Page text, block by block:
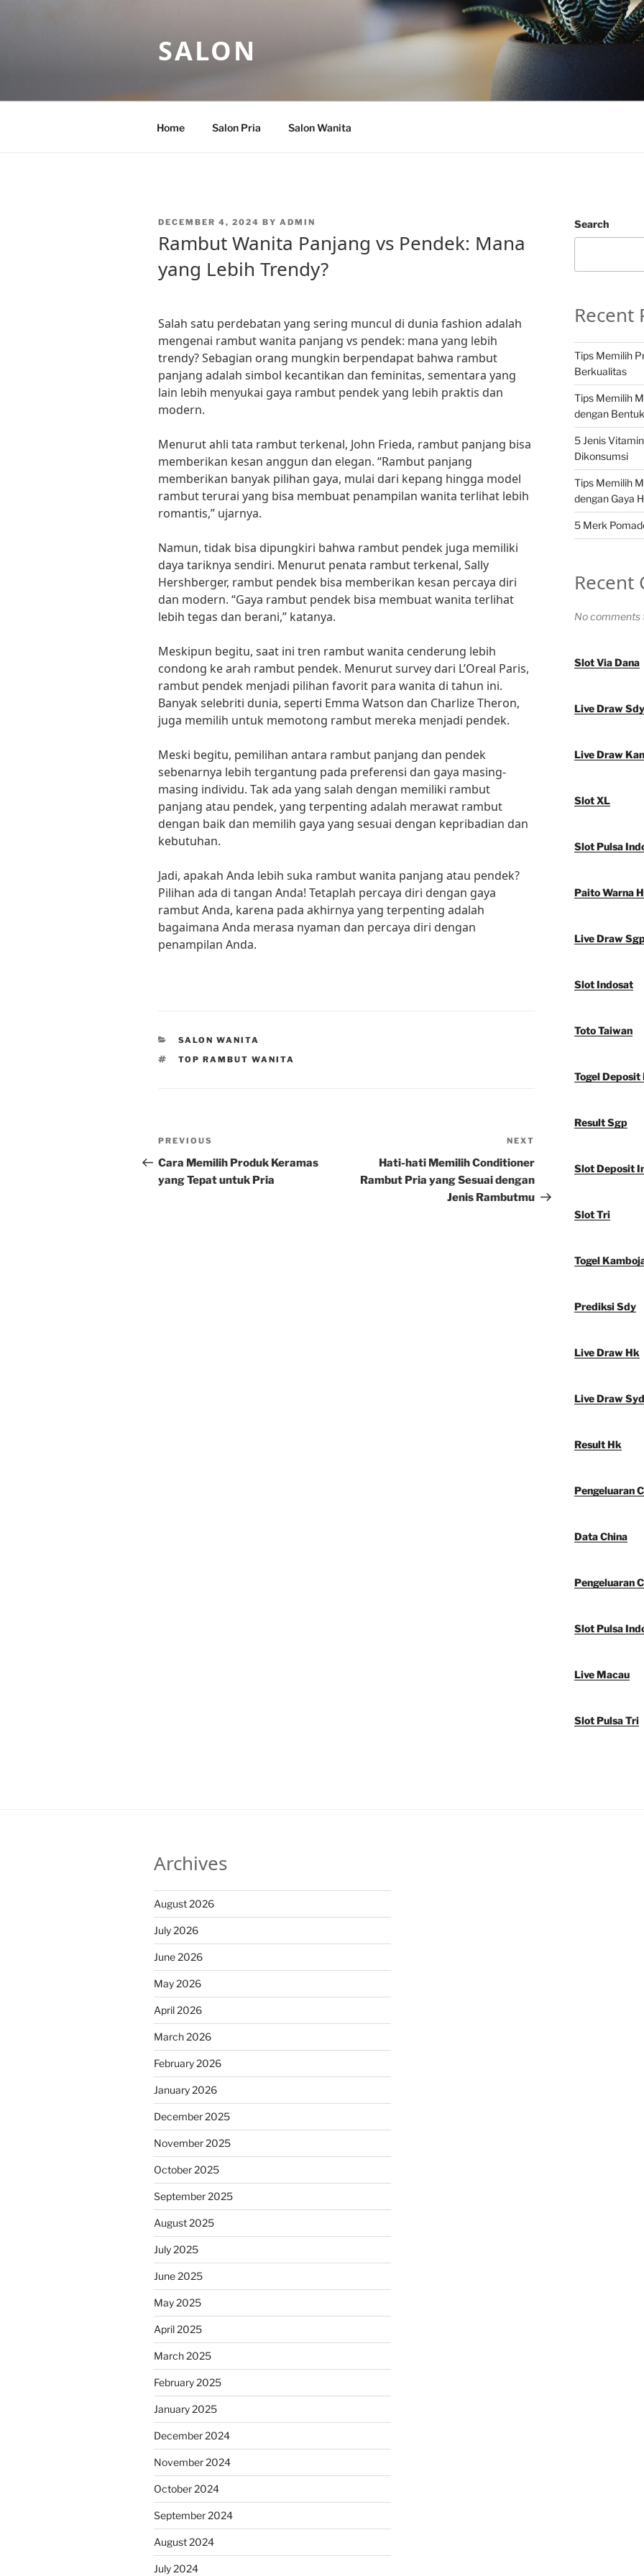
SALON
Home Salon Pria Salon Wanita
POSTED
DECEMBER 4, 2024 BY ADMIN
Rambut Wanita Panjang vs Pendek: Mana
yang Lebih Trendy?
Salah satu perdebatan yang sering muncul di dunia fashion adalah
mengenai rambut wanita panjang vs pendek: mana yang lebih
trendy? Sebagian orang mungkin berpendapat bahwa rambut
panjang adalah simbol kecantikan dan feminitas, sementara yang
lain lebih menyukai gaya rambut pendek yang lebih praktis dan
modern.
Menurut ahli tata rambut terkenal, John Frieda, rambut panjang bisa
memberikan kesan anggun dan elegan. “Rambut panjang
memberikan banyak pilihan gaya, mulai dari kepang hingga model
rambut terurai yang bisa membuat penampilan wanita terlihat lebih
romantis,” ujarnya.
Namun, tidak bisa dipungkiri bahwa rambut pendek juga memiliki
daya tariknya sendiri. Menurut penata rambut terkenal, Sally
Hershberger, rambut pendek bisa memberikan kesan percaya diri
dan modern. “Gaya rambut pendek bisa membuat wanita terlihat
lebih tegas dan berani,” katanya.
Meskipun begitu, saat ini tren rambut wanita cenderung lebih
condong ke arah rambut pendek. Menurut survey dari L’Oreal Paris,
rambut pendek menjadi pilihan favorit para wanita di tahun ini.
Banyak selebriti dunia, seperti Emma Watson dan Charlize Theron,
juga memilih untuk memotong rambut mereka menjadi pendek.
Meski begitu, pemilihan antara rambut panjang dan pendek
sebenarnya lebih tergantung pada preferensi dan gaya masing-
masing individu. Tak ada yang salah dengan memiliki rambut
panjang atau pendek, yang terpenting adalah merawat rambut
dengan baik dan memilih gaya yang sesuai dengan kepribadian dan
kebutuhan.
Jadi, apakah Anda lebih suka rambut wanita panjang atau pendek?
Pilihan ada di tangan Anda! Tetaplah percaya diri dengan gaya
rambut Anda, karena pada akhirnya yang terpenting adalah
bagaimana Anda merasa nyaman dan percaya diri dengan
penampilan Anda.
CATEGORIES
SALON WANITA
TAGS
TOP RAMBUT WANITA
Post
navigation
Previous
Post
PREVIOUS
Cara Memilih Produk Keramas
yang Tepat untuk Pria
Post
NEXT
Hati-hati Memilih Conditioner
Rambut Pria yang Sesuai dengan
Jenis Rambutmu
Search
Recent
Tips Memilih
Berkualitas
Tips Memilih
dengan
5 Jenis
Dikonsumsi
Tips Memilih
dengan Gaya
5 Merk
Recent
No comments
Slot Via Dana
Live Draw Sdy
Live Draw
Slot XL
Slot Pulsa
Paito Warna
Live Draw
Slot Indosat
Toto Taiwan
Togel Deposit
Result Sgp
Slot Deposit
Slot Tri
Togel
Prediksi Sdy
Live Draw Hk
Live Draw
Result Hk
Pengeluaran
Data China
Pengeluaran
Slot Pulsa
Live Macau
Slot Pulsa Tri
Archives
August 2026
July 2026
June 2026
May 2026
April 2026
March 2026
February 2026
January 2026
December 2025
November 2025
October 2025
September 2025
August 2025
July 2025
June 2025
May 2025
April 2025
March 2025
February 2025
January 2025
December 2024
November 2024
October 2024
September 2024
August 2024
July 2024